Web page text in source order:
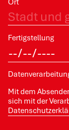
Ort
Fertigstellung
Mit dem
sich mit der